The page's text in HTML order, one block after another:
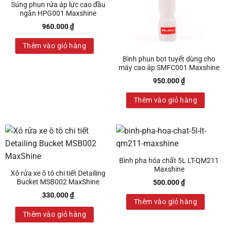
Súng phun rửa áp lực cao đầu
ngắn HPG001 Maxshine
960.000₫
Thêm vào giỏ hàng
Bình phun bọt tuyết dùng cho
máy cao áp SMFC001 Maxshine
950.000₫
Thêm vào giỏ hàng
Xô rửa xe ô tô chi tiết Detailing
Bucket MSB002 MaxShine
330.000₫
Thêm vào giỏ hàng
Bình pha hóa chất 5L LT-QM211
Maxshine
500.000₫
Thêm vào giỏ hàng